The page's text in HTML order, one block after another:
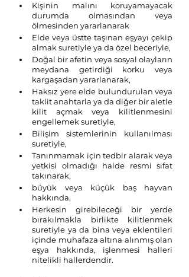
Kişinin malını koruyamayacak
durumda olmasından veya
ölmesinden yararlanarak
Elde veya üstte taşınan eşyayı çekip
almak suretiyle ya da özel beceriyle,
Doğal bir afetin veya sosyal olayların
meydana getirdiği korku veya
kargaşadan yararlanarak,
Haksız yere elde bulundurulan veya
taklit anahtarla ya da diğer bir aletle
kilit açmak veya kilitlenmesini
engellemek suretiyle,
Bilişim sistemlerinin kullanılması
suretiyle,
Tanınmamak için tedbir alarak veya
yetkisi olmadığı halde resmi sıfat
takınarak,
büyük veya küçük baş hayvan
hakkında,
Herkesin girebileceği bir yerde
bırakılmakla birlikte kilitlenmek
suretiyle ya da bina veya eklentileri
içinde muhafaza altına alınmış olan
eşya hakkında, işlenmesi halleri
nitelikli hallerdendir.